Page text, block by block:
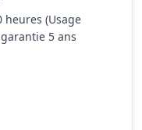
heures (Usage
5 ans